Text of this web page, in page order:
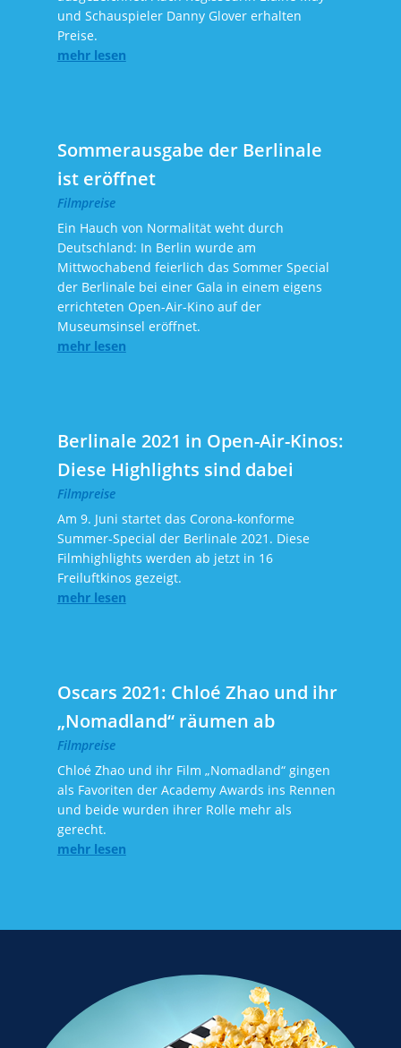
und Schauspieler Danny Glover erhalten
Preise.
mehr lesen
Sommerausgabe der Berlinale
ist eröffnet
Filmpreise
Ein Hauch von Normalität weht durch
Deutschland: In Berlin wurde am
Mittwochabend feierlich das Sommer Special
der Berlinale bei einer Gala in einem eigens
errichteten Open-Air-Kino auf der
Museumsinsel eröffnet.
mehr lesen
Berlinale 2021 in Open-Air-Kinos:
Diese Highlights sind dabei
Filmpreise
Am 9. Juni startet das Corona-konforme
Summer-Special der Berlinale 2021. Diese
Filmhighlights werden ab jetzt in 16
Freiluftkinos gezeigt.
mehr lesen
Oscars 2021: Chloé Zhao und ihr
„Nomadland“ räumen ab
Filmpreise
Chloé Zhao und ihr Film „Nomadland“ gingen
als Favoriten der Academy Awards ins Rennen
und beide wurden ihrer Rolle mehr als
gerecht.
mehr lesen